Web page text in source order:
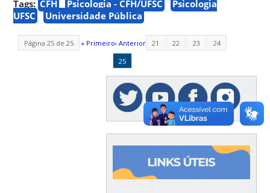
Tags: CFH Psicologia - CFH/UFSC
Psicologia
UFSC
Universidade Pública
Página 25 de 25 « Primeiro‹ Anterior 21 22 23
24
25